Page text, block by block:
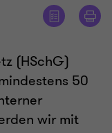
(HSchG)
50
wir mit